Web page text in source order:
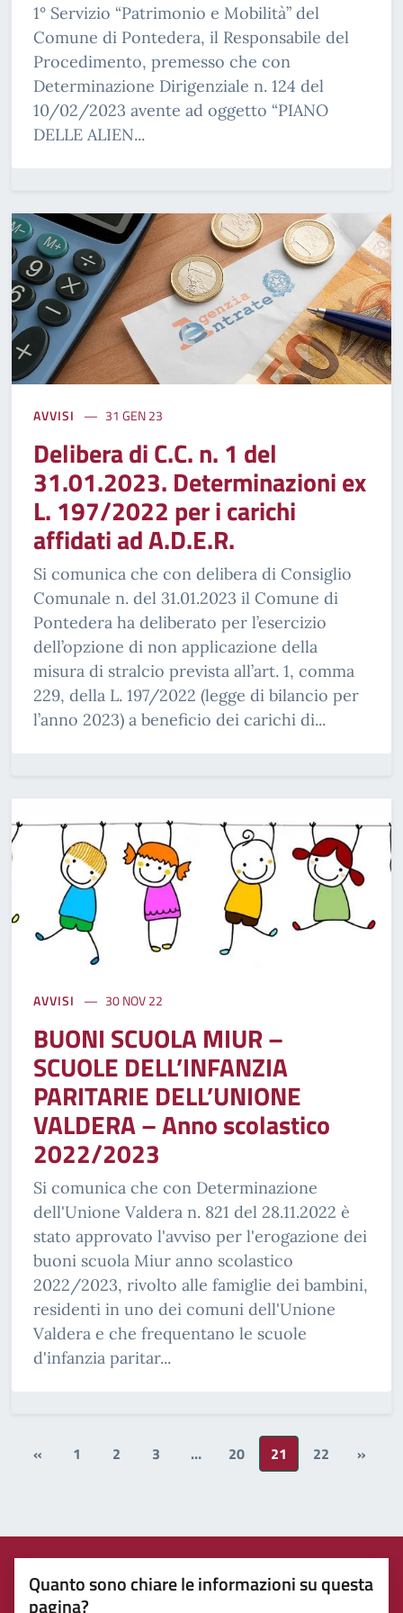
1° Servizio “Patrimonio e Mobilità” del
Comune di Pontedera, il Responsabile del
Procedimento, premesso che con
Determinazione Dirigenziale n. 124 del
10/02/2023 avente ad oggetto “PIANO
DELLE ALIEN...
AVVISI 31 GEN 23
Delibera di C.C. n. 1 del
31.01.2023. Determinazioni ex
L. 197/2022 per i carichi
affidati ad A.D.E.R.
Si comunica che con delibera di Consiglio
Comunale n. del 31.01.2023 il Comune di
Pontedera ha deliberato per l’esercizio
dell’opzione di non applicazione della
misura di stralcio prevista all’art. 1, comma
229, della L. 197/2022 (legge di bilancio per
l’anno 2023) a beneficio dei carichi di...
AVVISI 30 NOV 22
BUONI SCUOLA MIUR –
SCUOLE DELL’INFANZIA
PARITARIE DELL’UNIONE
VALDERA – Anno scolastico
2022/2023
Si comunica che con Determinazione
dell'Unione Valdera n. 821 del 28.11.2022 è
stato approvato l'avviso per l'erogazione dei
buoni scuola Miur anno scolastico
2022/2023, rivolto alle famiglie dei bambini,
residenti in uno dei comuni dell'Unione
Valdera e che frequentano le scuole
d'infanzia paritar...
« 1 2 3 … 20 21 22 »
Quanto sono chiare le informazioni su questa
pagina?